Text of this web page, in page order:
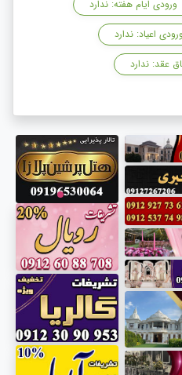
ورودی ایام هفته: ندارد
ورودی اعیاد: ندارد
عقد: ندارد